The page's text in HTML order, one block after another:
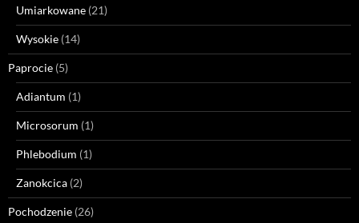
Umiarkowane (21)
Wysokie (14)
Paprocie (5)
Adiantum (1)
Microsorum (1)
Phlebodium (1)
Zanokcica (2)
Pochodzenie (26)